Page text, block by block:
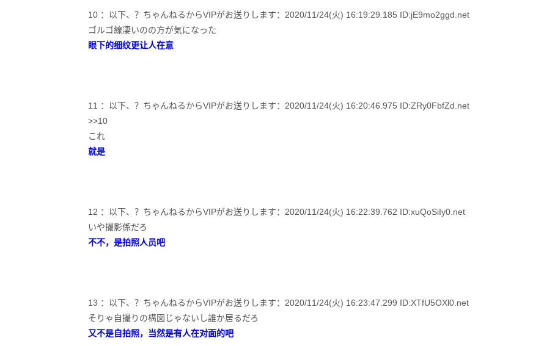
10 ：以下、？ちゃんねるからVIPがお送りします：2020/11/24(火) 16:19:29.185 ID:jE9mo2ggd.net
ゴルゴ線凄いのの方が気になった
眼下的细纹更让人在意
11 ：以下、？ちゃんねるからVIPがお送りします：2020/11/24(火) 16:20:46.975 ID:ZRy0FbfZd.net
>>10
これ
就是
12 ：以下、？ちゃんねるからVIPがお送りします：2020/11/24(火) 16:22:39.762 ID:xuQoSiIy0.net
いや撮影係だろ
不不，是拍照人员吧
13 ：以下、？ちゃんねるからVIPがお送りします：2020/11/24(火) 16:23:47.299 ID:XTfU5OXl0.net
そりゃ自撮りの構図じゃないし誰か居るだろ
又不是自拍照，当然是有人在对面的吧